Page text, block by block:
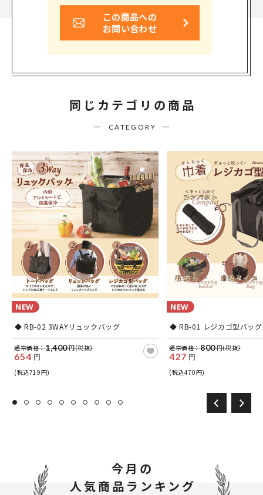
この商品への
お問い合わせ
同じカテゴリの商品
CATEGORY
NEW
◆ RB-02 3WAYリュックバッグ
通常価格：1,400円(税抜)
654 円
(税込719円)
NEW
◆ RB-01 レジカゴ型バッグ
通常価格：800円(税抜)
427 円
(税込470円)
今月の
人気商品ランキング